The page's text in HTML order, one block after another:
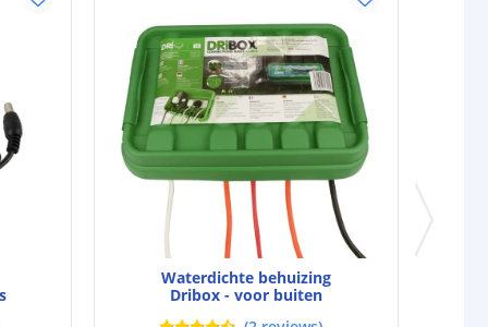
(Kelvin)
2700K
> 90
50.000
p/m
Basic: 486,3 lumen
Premium: 1015 lumen
Prime: 1018 lumen
Pro: 1561 lumen
p/m
Waterdichte behuizing
Dribox - voor buiten